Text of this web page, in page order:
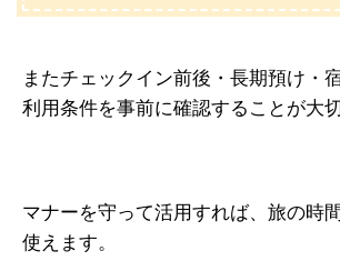
またチェックイン前後・長期預け・
利用条件を事前に確認することが大
マナーを守って活用すれば、旅の時
使えます。